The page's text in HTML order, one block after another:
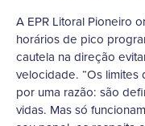
A EPR Litoral Pioneiro
horários de pico
cautela na direção
velocidade. “Os
por uma razão: são
vidas. Mas só